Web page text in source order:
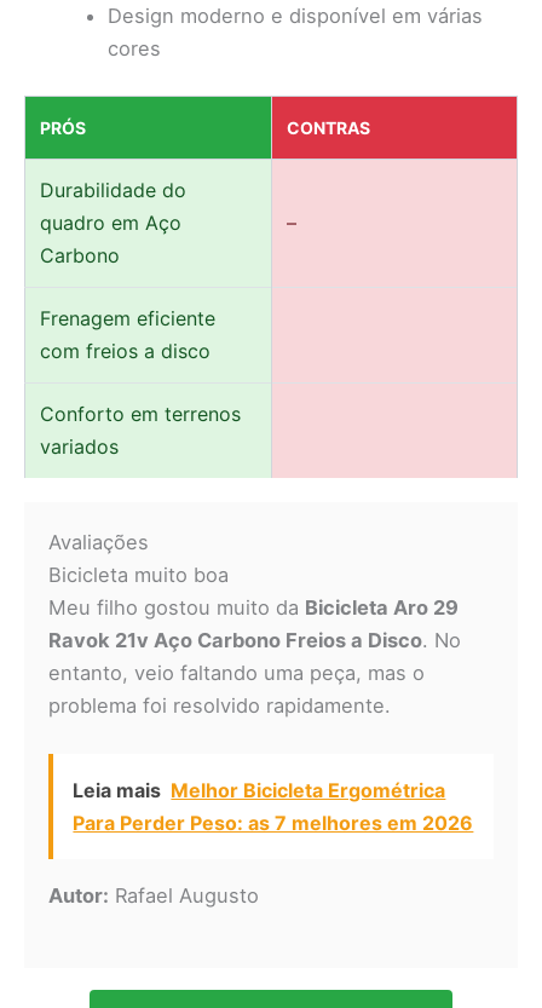
Design moderno e disponível em várias
cores
PRÓS CONTRAS
Durabilidade do
quadro em Aço
Carbono
–
Frenagem eficiente
com freios a disco
Conforto em terrenos
variados
Avaliações
Bicicleta muito boa
Meu filho gostou muito da Bicicleta Aro 29
Ravok 21v Aço Carbono Freios a Disco. No
entanto, veio faltando uma peça, mas o
problema foi resolvido rapidamente.
Leia mais Melhor Bicicleta Ergométrica
Para Perder Peso: as 7 melhores em 2026
Autor: Rafael Augusto